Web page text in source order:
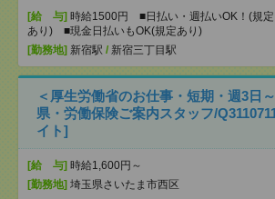
[給 与] 時給1500円 ■日払い・週払いOK！(規定
あり) ■現金日払いもOK(規定あり)
[勤務地] 新宿駅 / 新宿三丁目駅
＜厚生労働省のお仕事・短期・週3日
県・労働保険ご案内スタッフ/
イト]
[給 与] 時給1,600円～
[勤務地] 埼玉県さいたま市西区